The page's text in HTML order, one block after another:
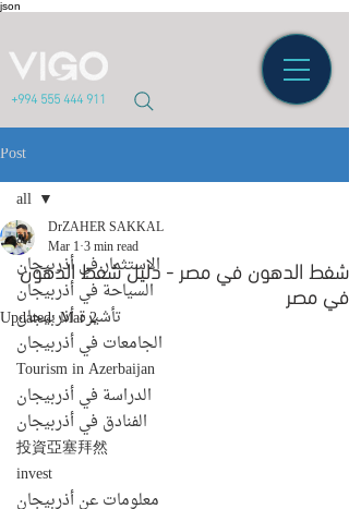
json
+994 555 444 911
Post
all
الاستثمار في أذربيجان
السياحة في أذربيجان
تأشيرة أذربيجان
الجامعات في أذربيجان
Tourism in Azerbaijan
الدراسة في أذربيجان
الفنادق في أذربيجان
投資亞塞拜然
invest
معلومات عن أذربيجان
all
شفط الدهون في مصر - دليل شفط الدهون
في مصر
DrZAHER SAKKAL
Mar 1 3 min read
Updated:Mar 2